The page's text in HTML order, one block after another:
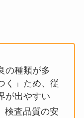
の種類が多
く」ため、従
が出やすい
検査品質の安